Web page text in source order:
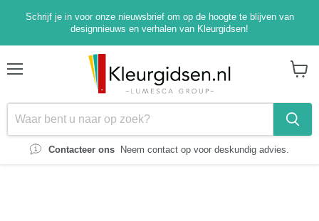
Schrijf je in voor onze nieuwsbrief om op de hoogte te blijven van
designnieuws en verhalen van Kleurgidsen!
Contacteer ons Neem contact op voor deskundig advies.